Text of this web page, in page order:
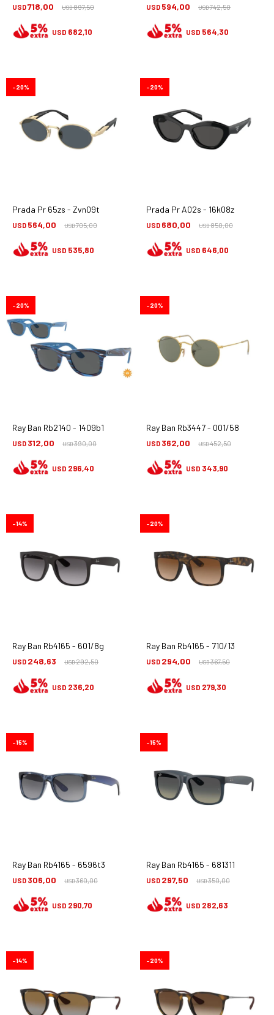
USD718,00 USD897,50
USD 682,10
USD 594,00 USD742,50
USD 564,30
Prada Pr 65zs - Zvn09t
USD 564,00 USD705,00
20
USD 535,80
Prada Pr A02s - 16k08z
USD 680,00 USD850,00
20
USD 646,00
Ray Ban Rb2140 - 1409b1
USD 312,00 USD390,00
20
USD 296,40
Ray Ban Rb3447 - 001/58
USD 362,00 USD452,50
20
USD 343,90
Ray Ban Rb4165 - 601/8g
USD 248,63 USD292,50
14
USD 236,20
Ray Ban Rb4165 - 710/13
USD 294,00 USD367,50
20
USD 279,30
Ray Ban Rb4165 - 6596t3
USD 306,00 USD360,00
15
USD 290,70
Ray Ban Rb4165 - 681311
USD 297,50 USD350,00
15
USD 282,63
14 20